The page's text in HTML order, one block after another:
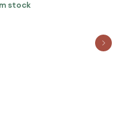
stock